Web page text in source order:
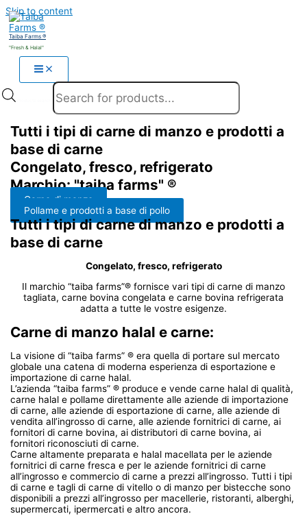
Skip to content
Taiba Farms ®
"Fresh & Halal"
Tutti i tipi di carne di manzo e prodotti a
base di carne
Congelato, fresco, refrigerato
Marchio: "taiba farms" ®
Carne di manzo
Pollame e prodotti a base di pollo
Tutti i tipi di carne di manzo e prodotti a
base di carne
Congelato, fresco, refrigerato
Il marchio “taiba farms”® fornisce vari tipi di carne di manzo
tagliata, carne bovina congelata e carne bovina refrigerata
adatta a tutte le vostre esigenze.
Carne di manzo halal e carne:
La visione di “taiba farms” ® era quella di portare sul mercato
globale una catena di moderna esperienza di esportazione e
importazione di carne halal.
L’azienda “taiba farms” ® produce e vende carne halal di qualità,
carne halal e pollame direttamente alle aziende di importazione
di carne, alle aziende di esportazione di carne, alle aziende di
vendita all’ingrosso di carne, alle aziende fornitrici di carne, ai
fornitori di carne bovina, ai distributori di carne bovina, ai
fornitori riconosciuti di carne.
Carne altamente preparata e halal macellata per le aziende
fornitrici di carne fresca e per le aziende fornitrici di carne
all’ingrosso e commercio di carne a prezzi all’ingrosso. Tutti i tipi
di carne e tagli di carne di vitello o di manzo per bistecche sono
disponibili a prezzi all’ingrosso per macellerie, ristoranti, alberghi,
supermercati, ipermercati e altro ancora.